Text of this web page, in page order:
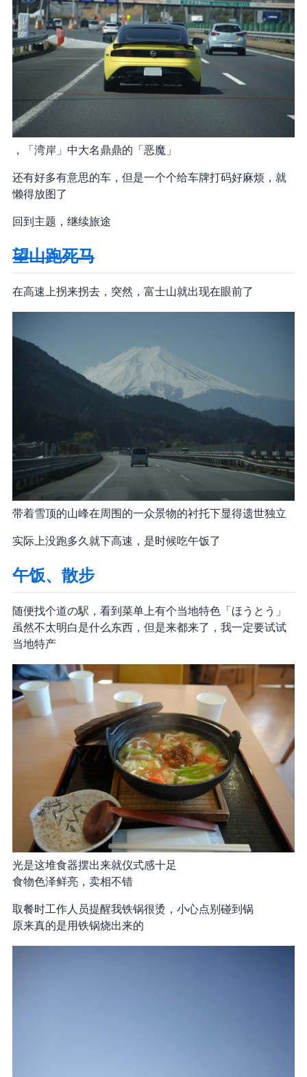
Fairlady Z，「湾岸MIDNIGHT」中大名鼎鼎的「恶魔Z」
还有好多有意思的车，但是一个个给车牌打码好麻烦，就
懒得放图了
回到主题，继续旅途
望山跑死马
在高速上拐来拐去，突然，富士山就出现在眼前了
带着雪顶的山峰在周围的一众景物的衬托下显得遗世独立
实际上没跑多久就下高速，是时候吃午饭了
午饭、散步
随便找个道の駅，看到菜单上有个当地特色「ほうとう」
虽然不太明白是什么东西，但是来都来了，我一定要试试
当地特产
光是这堆食器摆出来就仪式感十足
食物色泽鲜亮，卖相不错
取餐时工作人员提醒我铁锅很烫，小心点别碰到锅
原来真的是用铁锅烧出来的